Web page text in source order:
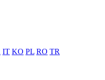
IT KO PL RO TR